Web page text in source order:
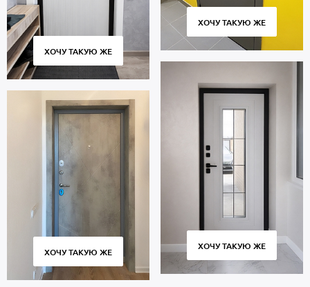
ХОЧУ ТАКУЮ ЖЕ
ХОЧУ ТАКУЮ ЖЕ
ХОЧУ ТАКУЮ ЖЕ
ХОЧУ ТАКУЮ ЖЕ